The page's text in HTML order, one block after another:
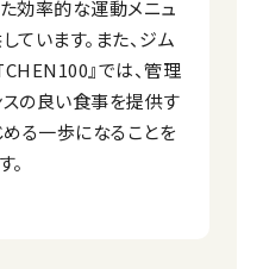
効率的な運動メニュ
ています。また、ジム
』では、管理
の良い食事を提供す
める一歩になることを
。